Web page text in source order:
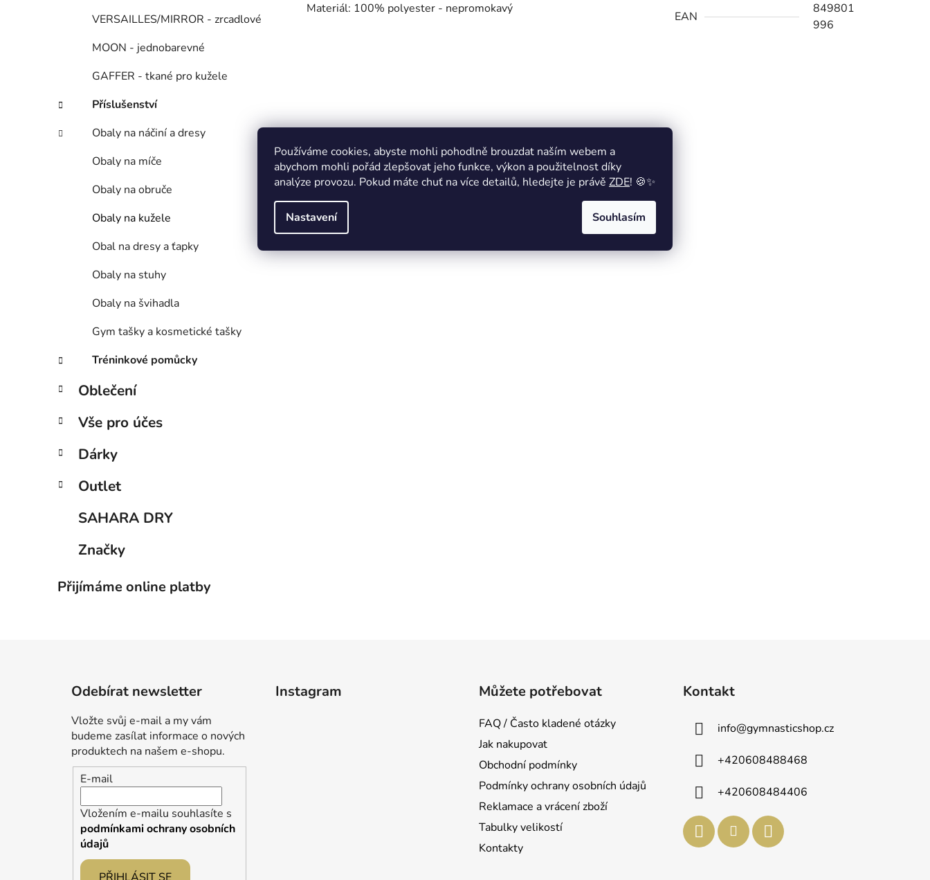
Používáme cookies, abyste mohli pohodlně brouzdat naším webem a
abychom mohli pořád zlepšovat jeho funkce, výkon a použitelnost díky
analýze provozu. Pokud máte chuť na více detailů, hledejte je právě ZDE! 🍪✨
Nastavení Souhlasím
VERSAILLES/MIRROR - zrcadlové
MOON - jednobarevné
GAFFER - tkané pro kužele
Příslušenství
Obaly na náčiní a dresy
Obaly na míče
Obaly na obruče
Obaly na kužele
Obal na dresy a ťapky
Obaly na stuhy
Obaly na švihadla
Gym tašky a kosmetické tašky
Tréninkové pomůcky
Oblečení
Vše pro účes
Dárky
Outlet
SAHARA DRY
Značky
Přijímáme online platby
Materiál: 100% polyester - nepromokavý
EAN
849801
996
Odebírat newsletter
Vložte svůj e-mail a my vám
budeme zasílat informace o nových
produktech na našem e-shopu.
E-mail
Vložením e-mailu souhlasíte s
podmínkami ochrany osobních
údajů
Instagram Můžete potřebovat
FAQ / Často kladené otázky
Jak nakupovat
Obchodní podmínky
Podmínky ochrany osobních údajů
Reklamace a vrácení zboží
Tabulky velikostí
Kontakty
Kontakt
info@gymnasticshop.cz
+420608488468
+420608484406